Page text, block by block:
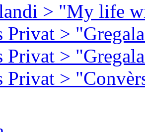
> "My life
Privat >
Privat >
Privat >